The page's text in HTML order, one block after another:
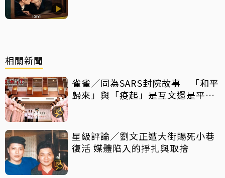
相關新聞
雀雀／同為SARS封院故事 「和平
歸來」與「疫起」是互文還是平行
星級評論／劉文正遭大街賜死小巷
復活 媒體陷入的掙扎與取捨